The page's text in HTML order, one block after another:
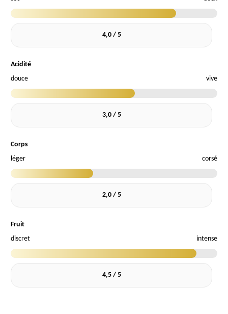
4,0 / 5
Acidité
douce
vive
3,0 / 5
Corps
léger
corsé
2,0 / 5
Fruit
discret
intense
4,5 / 5